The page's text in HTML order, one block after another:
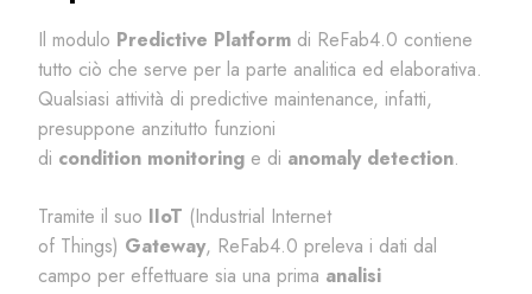
Il modulo Predictive Platform di ReFab4.0 contiene
tutto ciò che serve per la parte analitica ed elaborativa.
Qualsiasi attività di predictive maintenance, infatti,
presuppone anzitutto funzioni
di condition monitoring e di anomaly detection.
Tramite il suo IIoT (Industrial Internet
of Things) Gateway, ReFab4.0 preleva i dati dal
campo per effettuare sia una prima analisi